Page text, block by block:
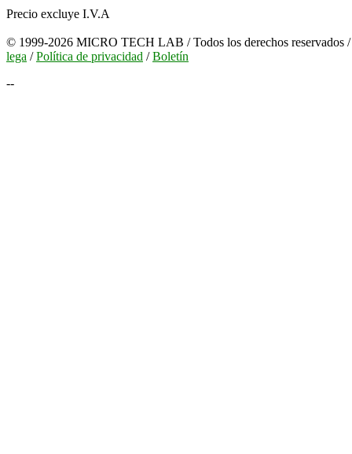
Precio excluye I.V.A
© 1999-2026 MICRO TECH LAB / Todos los derechos reservados /
lega /Política de privacidad /Boletín
--